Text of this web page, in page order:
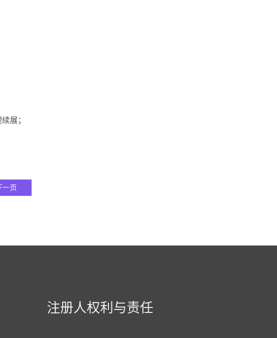
展；
一页
注册人权利与责任